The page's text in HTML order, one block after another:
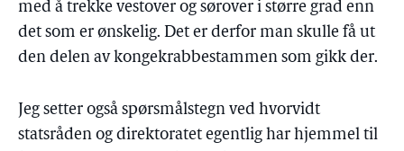
med å trekke vestover og sørover i større grad enn
det som er ønskelig. Det er derfor man skulle få ut
den delen av kongekrabbestammen som gikk der.
Jeg setter også spørsmålstegn ved hvorvidt
statsråden og direktoratet egentlig har hjemmel til